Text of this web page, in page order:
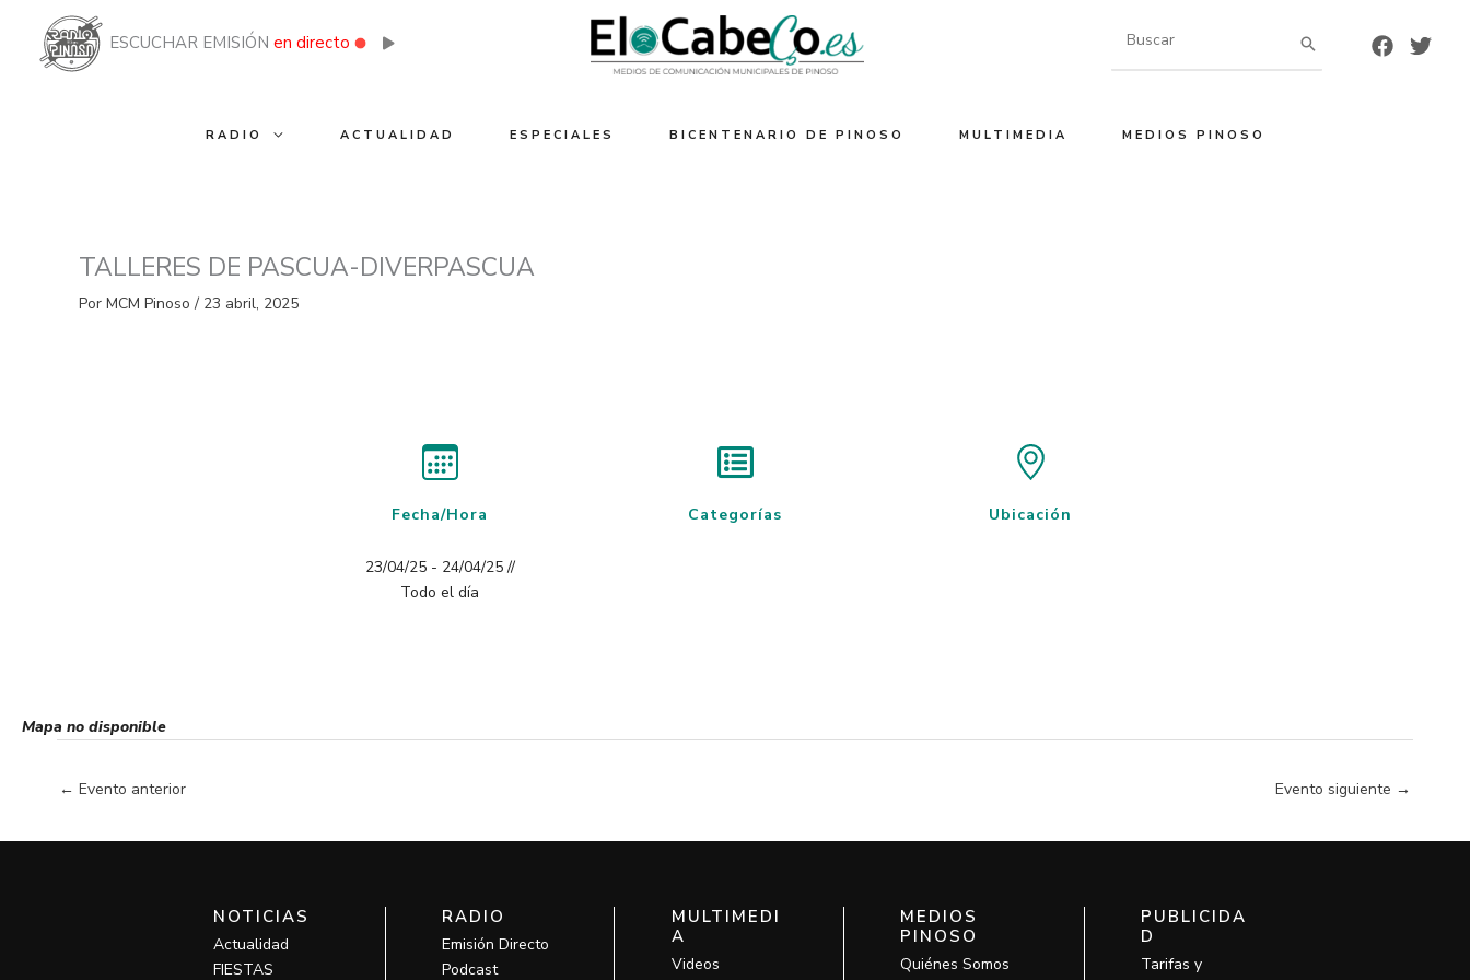
contenido
ESCUCHAR EMISIÓN en directo
por:
RADIO ACTUALIDAD ESPECIALES BICENTENARIO DE PINOSO MULTIMEDIA MEDIOS PINOSO
TALLERES DE PASCUA-DIVERPASCUA
Por MCM Pinoso / 23 abril, 2025
Fecha/Hora
23/04/25 - 24/04/25 //
Todo el día
Categorías Ubicación
Mapa no disponible
← Evento anterior Evento siguiente →
NOTICIAS
Actualidad
FIESTAS
RADIO
Emisión Directo
Podcast
MULTIMEDI
A
Videos
MEDIOS
PINOSO
Quiénes Somos
PUBLICIDA
D
Tarifas y